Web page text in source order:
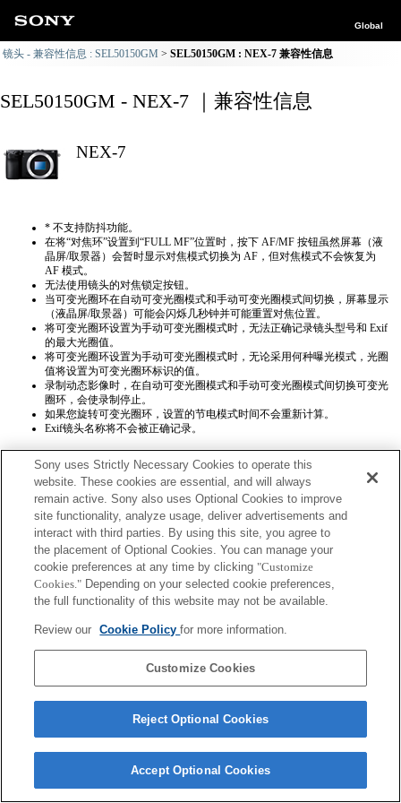
Global
镜头 - 兼容性信息 : SEL50150GM SEL50150GM : NEX-7 兼容性信息
SEL50150GM - NEX-7 ｜兼容性信息
NEX-7
* 不支持防抖功能。
在将“对焦环”设置到“FULL MF”位置时，按下 AF/MF 按钮虽然屏幕（液
晶屏/取景器）会暂时显示对焦模式切换为 AF，但对焦模式不会恢复为
AF 模式。
无法使用镜头的对焦锁定按钮。
当可变光圈环在自动可变光圈模式和手动可变光圈模式间切换，屏幕显示
（液晶屏/取景器）可能会闪烁几秒钟并可能重置对焦位置。
将可变光圈环设置为手动可变光圈模式时，无法正确​​记录镜头型号和 Exif
的最大光圈值。
将可变光圈环设置为手动可变光圈模式时，无论采用何种曝光模式，光圈
值将设置为可变光圈环标识的值。
录制动态影像时，在自动可变光圈模式和手动可变光圈模式间切换可变光
圈环，会使录制停止。
如果您旋转可变光圈环，设置的节电模式时间不会重新计算。
Exif镜头名称将不会被正确记录。
Terms of Use Contact Us
Copyright 2026 Sony Corporation
Sony uses Strictly Necessary Cookies to operate this
website. These cookies are essential, and will always
remain active. Sony also uses Optional Cookies to improve
site functionality, analyze usage, deliver advertisements and
interact with third parties. By using this site, you agree to
the placement of Optional Cookies. You can manage your
cookie preferences at any time by clicking "Customize
Cookies." Depending on your selected cookie preferences,
the full functionality of this website may not be available.
Review our Cookie Policyfor more information.
Customize Cookies
Reject Optional Cookies
Accept Optional Cookies